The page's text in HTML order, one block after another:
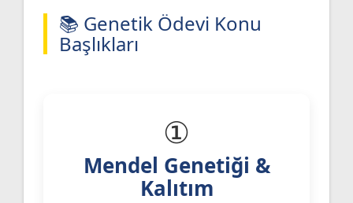
📚 Genetik Ödevi Konu
Başlıkları
①
Mendel Genetiği &
Kalıtım